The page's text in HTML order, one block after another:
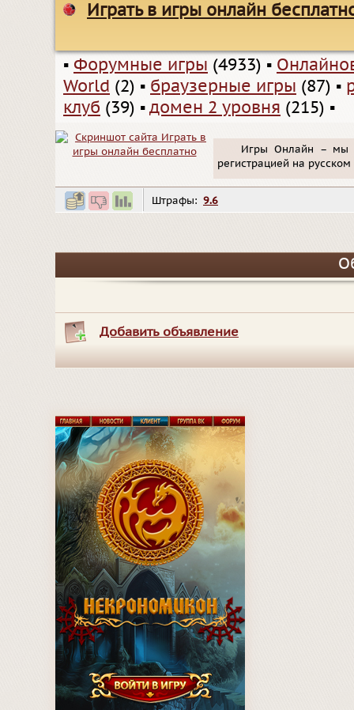
Играть в игры онлайн
▪ Форумные игры (4933) ▪
World (2) ▪ браузерные игры (87) ▪
клуб (39) ▪ домен 2 уровня (215) ▪
Игры Онлайн – мы
регистрацией на
Штрафы: 9.6
Добавить объявление